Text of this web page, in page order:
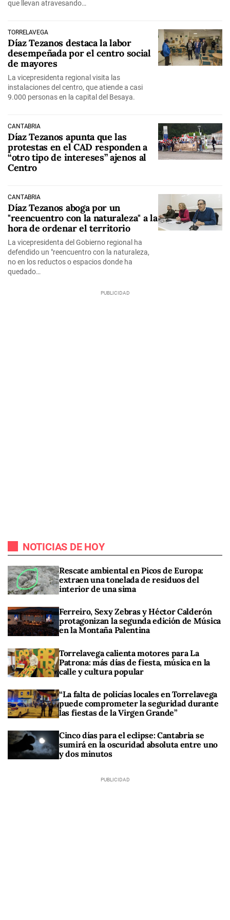
que llevan atravesando…
TORRELAVEGA
Díaz Tezanos destaca la labor
desempeñada por el centro social
de mayores
La vicepresidenta regional visita las
instalaciones del centro, que atiende a casi
9.000 personas en la capital del Besaya.
CANTABRIA
Díaz Tezanos apunta que las
protestas en el CAD responden a
“otro tipo de intereses” ajenos al
Centro
CANTABRIA
Díaz Tezanos aboga por un
"reencuentro con la naturaleza" a la
hora de ordenar el territorio
La vicepresidenta del Gobierno regional ha
defendido un "reencuentro con la naturaleza,
no en los reductos o espacios donde ha
quedado…
NOTICIAS DE HOY
Rescate ambiental en Picos de Europa:
extraen una tonelada de residuos del
interior de una sima
Ferreiro, Sexy Zebras y Héctor Calderón
protagonizan la segunda edición de Música
en la Montaña Palentina
Torrelavega calienta motores para La
Patrona: más días de fiesta, música en la
calle y cultura popular
“La falta de policías locales en Torrelavega
puede comprometer la seguridad durante
las fiestas de la Virgen Grande”
Cinco días para el eclipse: Cantabria se
sumirá en la oscuridad absoluta entre uno
y dos minutos